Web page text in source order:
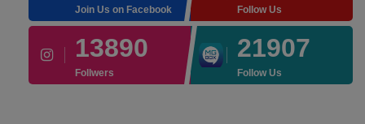
Join Us on Facebook Follow Us
13890
Follwers
21907
Follow Us